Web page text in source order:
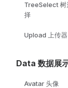
TreeSelect 树
择
Upload 上传器
Data 数据展
Avatar 头像
二项控制结束